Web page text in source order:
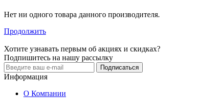
Нет ни одного товара данного производителя.
Продолжить
Хотите узнавать первым об акциях и скидках?
Подпишитесь на нашу рассылку
Подписаться
Информация
О Компании